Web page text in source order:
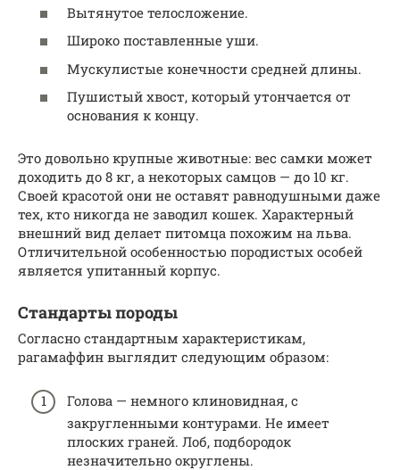
Вытянутое телосложение.
Широко поставленные уши.
Мускулистые конечности средней длины.
Пушистый хвост, который утончается от
основания к концу.
Это довольно крупные животные: вес самки может
доходить до 8 кг, а некоторых самцов — до 10 кг.
Своей красотой они не оставят равнодушными даже
тех, кто никогда не заводил кошек. Характерный
внешний вид делает питомца похожим на льва.
Отличительной особенностью породистых особей
является упитанный корпус.
Стандарты породы
Согласно стандартным характеристикам,
рагамаффин выглядит следующим образом:
Голова — немного клиновидная, с
закругленными контурами. Не имеет
плоских граней. Лоб, подбородок
незначительно округлены.